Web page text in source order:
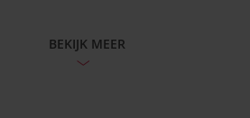
BEKIJK MEER